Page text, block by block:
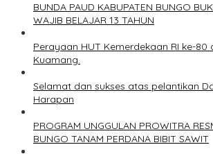
BUNDA PAUD KABUPATEN BUNGO
WAJIB BELAJAR 13 TAHUN
Perayaan HUT Kemerdekaan RI ke-80
Kuamang.
Selamat dan sukses atas pelantikan
Harapan
PROGRAM UNGGULAN PROWITRA
BUNGO TANAM PERDANA BIBIT SAWIT